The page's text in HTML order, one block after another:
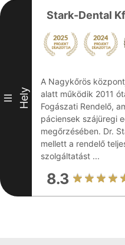
III Hely
Stark-Dental
A Nagykőrös
alatt működik 2011
Fogászati Rendelő,
páciensek szájüregi
megőrzésében. Dr.
mellett a rendelő
szolgáltatást ...
8.3